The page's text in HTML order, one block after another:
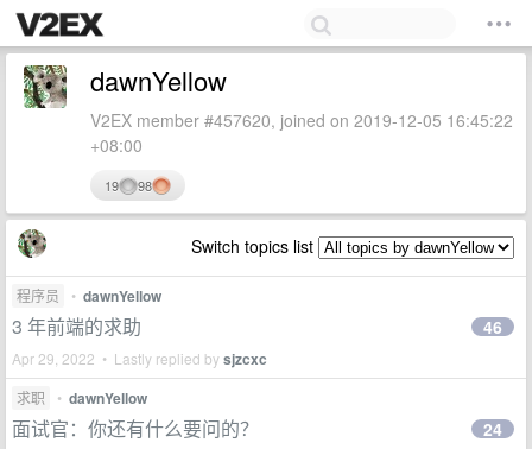
dawnYellow
V2EX member #457620, joined on 2019-12-05 16:45:22
+08:00
19 98
Switch topics list
程序员 • dawnYellow
3 年前端的求助
Apr 29, 2022 • Lastly replied bysjzcxc
46
求职 • dawnYellow
面试官：你还有什么要问的？ 24